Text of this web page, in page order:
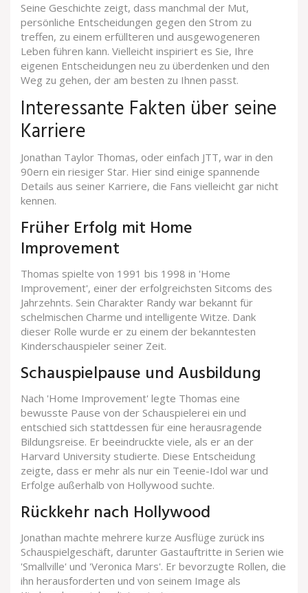
Seine Geschichte zeigt, dass manchmal der Mut,
persönliche Entscheidungen gegen den Strom zu
treffen, zu einem erfüllteren und ausgewogeneren
Leben führen kann. Vielleicht inspiriert es Sie, Ihre
eigenen Entscheidungen neu zu überdenken und den
Weg zu gehen, der am besten zu Ihnen passt.
Interessante Fakten über seine
Karriere
Jonathan Taylor Thomas, oder einfach JTT, war in den
90ern ein riesiger Star. Hier sind einige spannende
Details aus seiner Karriere, die Fans vielleicht gar nicht
kennen.
Früher Erfolg mit Home
Improvement
Thomas spielte von 1991 bis 1998 in 'Home
Improvement', einer der erfolgreichsten Sitcoms des
Jahrzehnts. Sein Charakter Randy war bekannt für
schelmischen Charme und intelligente Witze. Dank
dieser Rolle wurde er zu einem der bekanntesten
Kinderschauspieler seiner Zeit.
Schauspielpause und Ausbildung
Nach 'Home Improvement' legte Thomas eine
bewusste Pause von der Schauspielerei ein und
entschied sich stattdessen für eine herausragende
Bildungsreise. Er beeindruckte viele, als er an der
Harvard University studierte. Diese Entscheidung
zeigte, dass er mehr als nur ein Teenie-Idol war und
Erfolge außerhalb von Hollywood suchte.
Rückkehr nach Hollywood
Jonathan machte mehrere kurze Ausflüge zurück ins
Schauspielgeschäft, darunter Gastauftritte in Serien wie
'Smallville' und 'Veronica Mars'. Er bevorzugte Rollen, die
ihn herausforderten und von seinem Image als